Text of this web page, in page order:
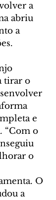
a
abriu
a
tirar o
e
“Com o
o
O
a